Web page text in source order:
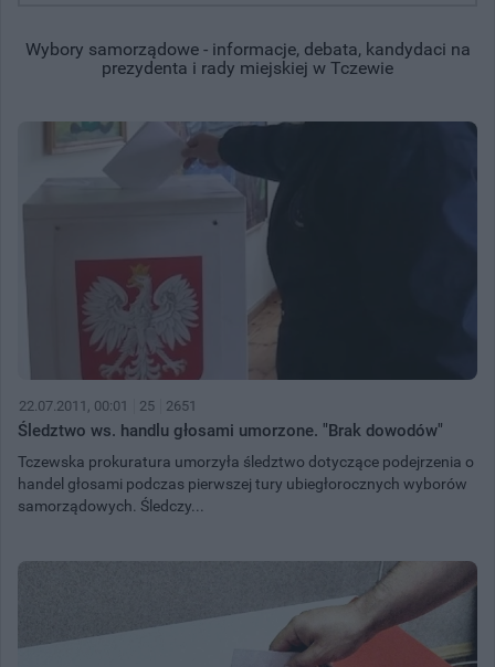
Wybory samorządowe - informacje, debata, kandydaci na
prezydenta i rady miejskiej w Tczewie
22.07.2011, 00:01 25 2651
Śledztwo ws. handlu głosami umorzone. "Brak dowodów"
Tczewska prokuratura umorzyła śledztwo dotyczące podejrzenia o
handel głosami podczas pierwszej tury ubiegłorocznych wyborów
samorządowych. Śledczy...